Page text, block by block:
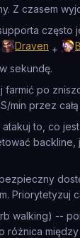
Z czasem
często
Draven +
sekundę.
farmić po
min przez
to, co
backline,
Priorytetyzuj
walking) --
różnica